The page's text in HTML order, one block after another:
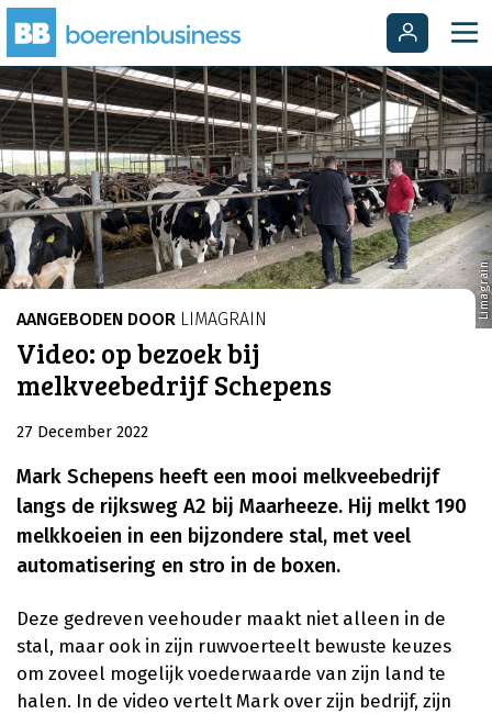
Limagrain
AANGEBODEN DOOR LIMAGRAIN
Video: op bezoek bij
melkveebedrijf Schepens
27 December 2022
Mark Schepens heeft een mooi melkveebedrijf
langs de rijksweg A2 bij Maarheeze. Hij melkt 190
melkkoeien in een bijzondere stal, met veel
automatisering en stro in de boxen.
Deze gedreven veehouder maakt niet alleen in de
stal, maar ook in zijn ruwvoerteelt bewuste keuzes
om zoveel mogelijk voederwaarde van zijn land te
halen. In de video vertelt Mark over zijn bedrijf, zijn